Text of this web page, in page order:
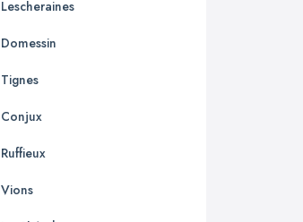
Lescheraines
Domessin
Tignes
Conjux
Ruffieux
Vions